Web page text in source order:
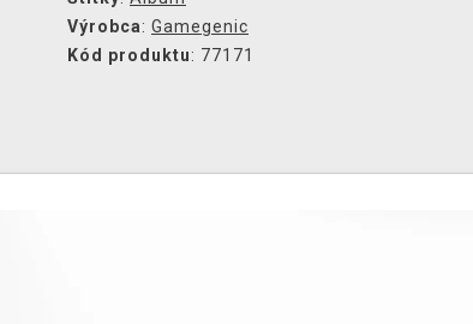
Výrobca: Gamegenic
Kód produktu: 77171